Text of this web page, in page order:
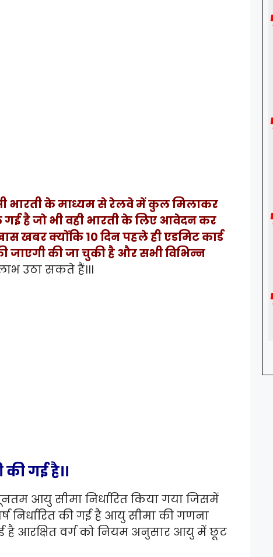
भारती के माध्यम से रेलवे में कुल मिलाकर
गई है जो भी वही भारती के लिए आवेदन कर
खबर क्योंकि 10 दिन पहले ही एडमिट कार्ड
जाएगी की जा चुकी है और सभी विभिन्न
उठा सकते हैं।।।
गई है।।
आयु सीमा निर्धारित किया गया जिसमें
निर्धारित की गई है आयु सीमा की गणना
है आरक्षित वर्ग को नियम अनुसार आयु में छूट